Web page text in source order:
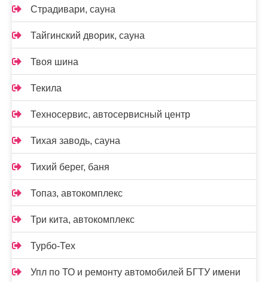
Страдивари, сауна
Тайгинский дворик, сауна
Твоя шина
Текила
Техносервис, автосервисный центр
Тихая заводь, сауна
Тихий берег, баня
Топаз, автокомплекс
Три кита, автокомплекс
Турбо-Тех
Упл по ТО и ремонту автомобилей БГТУ имени